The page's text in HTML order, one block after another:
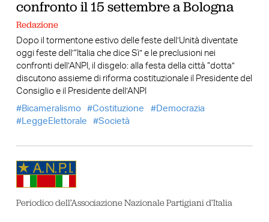
confronto il 15 settembre a Bologna
Redazione
Dopo il tormentone estivo delle feste dell’Unità diventate
oggi feste dell’“Italia che dice Sì” e le preclusioni nei
confronti dell’ANPI, il disgelo: alla festa della città “dotta”
discutono assieme di riforma costituzionale il Presidente del
Consiglio e il Presidente dell’ANPI
Bicameralismo
Costituzione
Democrazia
LeggeElettorale
Società
Periodico dell’Associazione Nazionale Partigiani d’Italia